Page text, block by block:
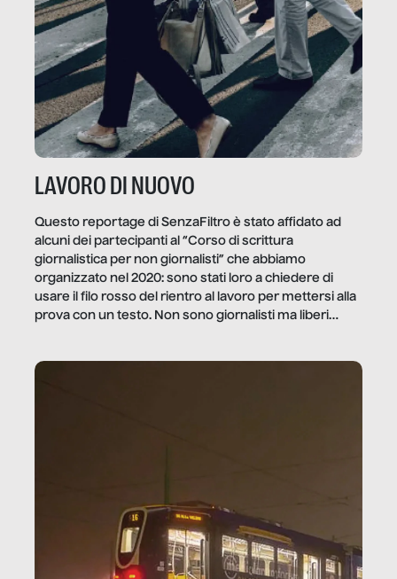
LAVORO DI NUOVO
Questo reportage di SenzaFiltro è stato affidato ad
alcuni dei partecipanti al “Corso di scrittura
giornalistica per non giornalisti” che abbiamo
organizzato nel 2020: sono stati loro a chiedere di
usare il filo rosso del rientro al lavoro per mettersi alla
prova con un testo. Non sono giornalisti ma liberi